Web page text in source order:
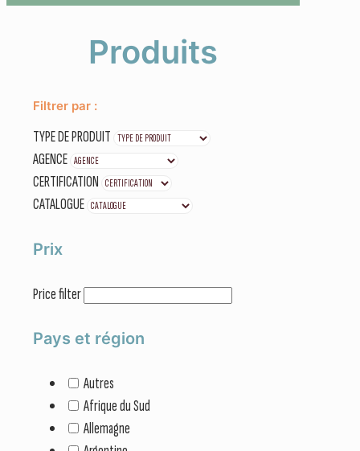
Produits
Filtrer par :
TYPE DE PRODUIT
AGENCE
CERTIFICATION
CATALOGUE
Prix
Price filter
Pays et région
Autres
Afrique du Sud
Allemagne